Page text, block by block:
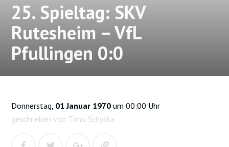
25. Spieltag: SKV
Rutesheim – VfL
Pfullingen 0:0
Donnerstag, 01 Januar 1970 um 00:00 Uhr
geschrieben von Timo Schyska